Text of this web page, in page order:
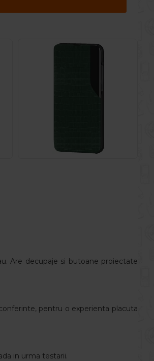
Are decupaje si butoane proiectate
pentru o experienta placuta
in urma testarii.